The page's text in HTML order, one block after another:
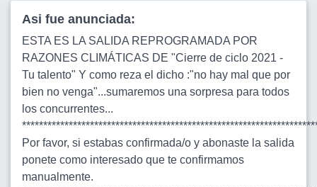
Asi fue anunciada:
ESTA ES LA SALIDA REPROGRAMADA POR
RAZONES CLIMÁTICAS DE "Cierre de ciclo 2021 -
Tu talento" Y como reza el dicho :"no hay mal que por
bien no venga"...sumaremos una sorpresa para todos
los concurrentes...
Por favor, si estabas confirmada/o y abonaste la salida
ponete como interesado que te confirmamos
manualmente.